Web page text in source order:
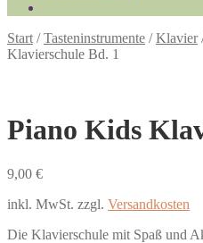
Start /Tasteninstrumente /Klavier
Klavierschule Bd. 1
Piano Kids
9,00 €
inkl. MwSt. zzgl. Versandkosten
Die Klavierschule mit Spaß und